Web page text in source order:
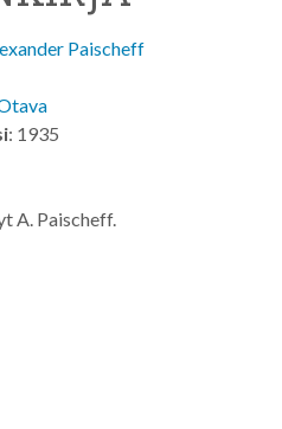
Paischeff
: 1935
A. Paischeff.